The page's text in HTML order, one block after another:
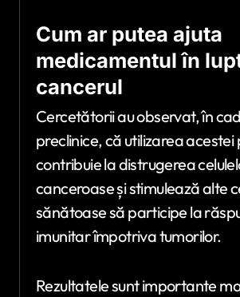
Cum ar putea ajuta
medicamentul în
cancerul
Cercetătorii au observat, în
preclinice, că utilizarea acestei
contribuie la distrugerea
canceroase și stimulează alte
sănătoase să participe la
imunitar împotriva tumorilor.
Rezultatele sunt importante